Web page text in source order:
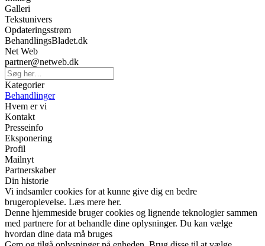
Galleri
Tekstunivers
Opdateringsstrøm
BehandlingsBladet.dk
Net Web
partner@netweb.dk
Kategorier
Behandlinger
Hvem er vi
Kontakt
Presseinfo
Eksponering
Profil
Mailnyt
Partnerskaber
Din historie
Vi indsamler cookies for at kunne give dig en bedre
brugeroplevelse. Læs mere her.
Denne hjemmeside bruger cookies og lignende teknologier sammen
med partnere for at behandle dine oplysninger. Du kan vælge
hvordan dine data må bruges